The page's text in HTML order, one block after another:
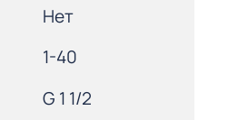
Нет
1-40
G 1 1/2